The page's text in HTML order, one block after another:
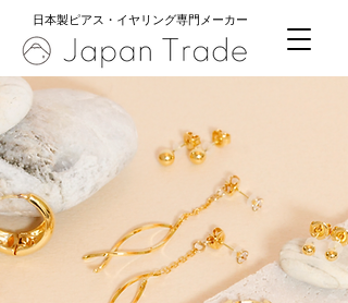
日本製ピアス・イヤリング専門メーカー